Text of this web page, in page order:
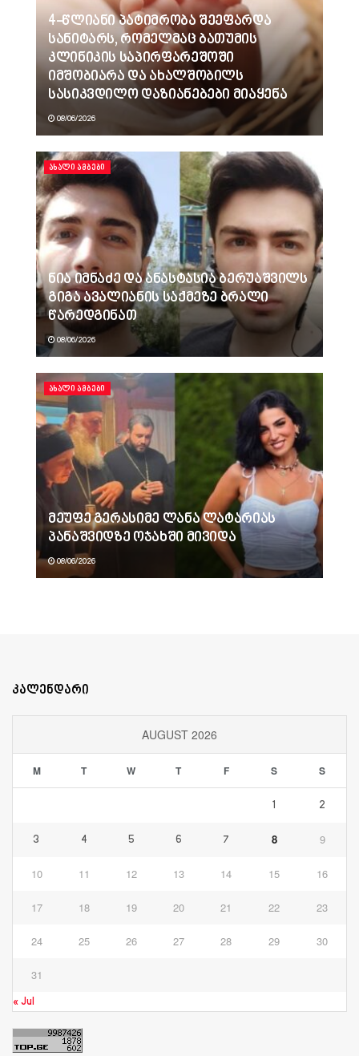
4-წლიანი პატიმრობა შეეფარდა
სანიტარს, რომელმაც ბათუმის
კლინიკის საპირფარეშოში
იმშობიარა და ახალშობილს
სასიკვდილო დაზიანებები მიაყენა
08/06/2026
ᲐᲮᲐᲚᲘ ᲐᲛᲑᲔᲑᲘ
ნია იმნაძე და ანასტასია ბერუაშვილს
გიგა ავალიანის საქმეზე ბრალი
წარედგინათ
08/06/2026
ᲐᲮᲐᲚᲘ ᲐᲛᲑᲔᲑᲘ
მეუფე გერასიმე ლანა ლატარიას
პანაშვიდზე ოჯახში მივიდა
08/06/2026
კალენდარი
AUGUST 2026
M T W T F S S
1 2
3 4 5 6 7 8 9
10 11 12 13 14 15 16
17 18 19 20 21 22 23
24 25 26 27 28 29 30
31
« Jul